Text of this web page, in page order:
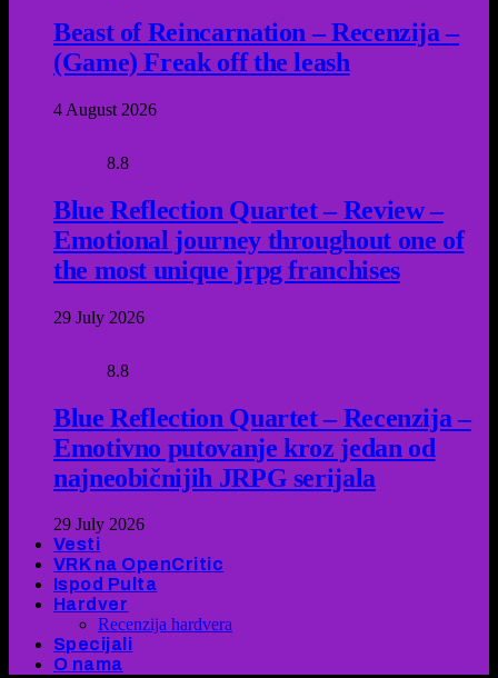
Beast of Reincarnation – Recenzija –
(Game) Freak off the leash
4 August 2026
8.8
Blue Reflection Quartet – Review –
Emotional journey throughout one of
the most unique jrpg franchises
29 July 2026
8.8
Blue Reflection Quartet – Recenzija –
Emotivno putovanje kroz jedan od
najneobičnijih JRPG serijala
29 July 2026
Vesti
VRK na OpenCritic
Ispod Pulta
Hardver
Recenzija hardvera
Specijali
O nama